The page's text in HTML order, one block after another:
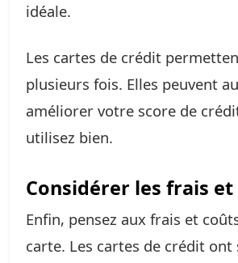
idéale.
Les cartes de crédit
plusieurs fois. Elles peuvent
améliorer votre score de
utilisez bien.
Considérer les frais
Enfin, pensez aux frais et
carte. Les cartes de crédit ont